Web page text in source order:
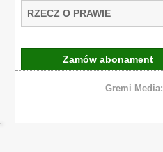
RZECZ O PRAWIE
Zamów abonament
Gremi Media: